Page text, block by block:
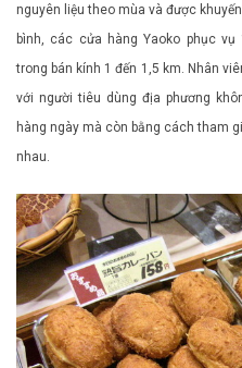
nguyên liệu theo mùa và được
bình, các cửa hàng Yaoko phục
trong bán kính 1 đến 1,5 km. Nhân
với người tiêu dùng địa phương
hàng ngày mà còn bằng cách tham
nhau.